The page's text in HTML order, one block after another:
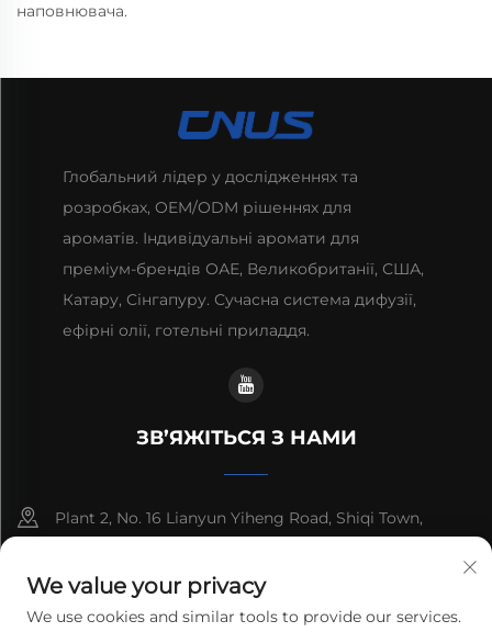
наповнювача.
Глобальний лідер у дослідженнях та
розробках, OEM/ODM рішеннях для
ароматів. Індивідуальні аромати для
преміум-брендів ОАЕ, Великобританії, США,
Катару, Сінгапуру. Сучасна система дифузії,
ефірні олії, готельні приладдя.
ЗВ’ЯЖІТЬСЯ З НАМИ
Plant 2, No. 16 Lianyun Yiheng Road, Shiqi Town,
+86-13192436782
We value your privacy
We use cookies and similar tools to provide our services.